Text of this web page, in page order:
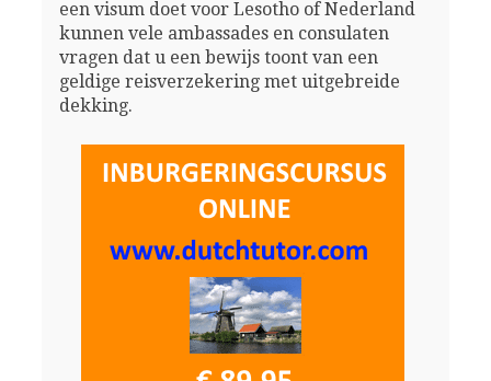
een visum doet voor Lesotho of Nederland
kunnen vele ambassades en consulaten
vragen dat u een bewijs toont van een
geldige reisverzekering met uitgebreide
dekking.